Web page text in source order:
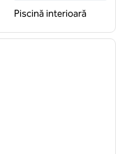
Piscină interioară